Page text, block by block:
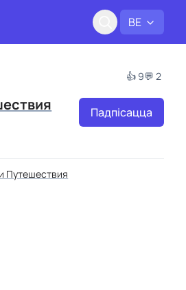
BE
👍 9💬 2
Падпісацца
Путешествия